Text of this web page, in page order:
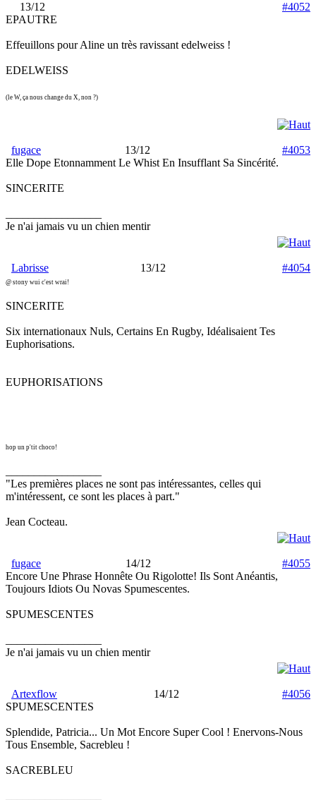
13/12
#4052
EPAUTRE
Effeuillons pour Aline un très ravissant edelweiss !
EDELWEISS
(le W, ça nous change du X, non ?)
fugace 13/12
#4053
Elle Dope Etonnamment Le Whist En Insufflant Sa Sincérité.
SINCERITE
Je n'ai jamais vu un chien mentir
Labrisse 13/12 #4054
@ stony wui c'est wrai!
SINCERITE
Six internationaux Nuls, Certains En Rugby, Idéalisaient Tes
Euphorisations.
EUPHORISATIONS
hop un p'tit choco!
"Les premières places ne sont pas intéressantes, celles qui
m'intéressent, ce sont les places à part."
Jean Cocteau.
fugace 14/12
#4055
Encore Une Phrase Honnête Ou Rigolotte! Ils Sont Anéantis,
Toujours Idiots Ou Novas Spumescentes.
SPUMESCENTES
Je n'ai jamais vu un chien mentir
Artexflow 14/12
#4056
SPUMESCENTES
Splendide, Patricia... Un Mot Encore Super Cool ! Enervons-Nous
Tous Ensemble, Sacrebleu !
SACREBLEU